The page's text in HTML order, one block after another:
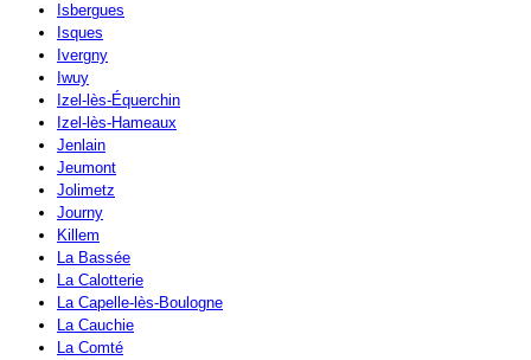
Isbergues
Isques
Ivergny
Iwuy
Izel-lès-Équerchin
Izel-lès-Hameaux
Jenlain
Jeumont
Jolimetz
Journy
Killem
La Bassée
La Calotterie
La Capelle-lès-Boulogne
La Cauchie
La Comté